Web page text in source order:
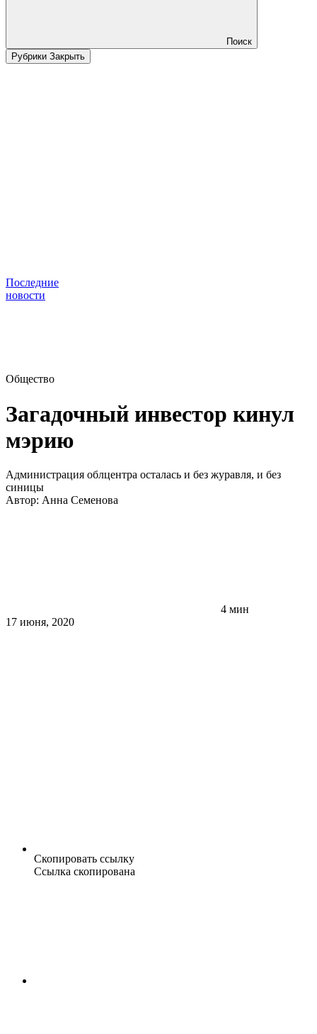
Поиск
Рубрики Закрыть
Последние
новости
Общество
Загадочный инвестор кинул
мэрию
Администрация облцентра осталась и без журавля, и без
синицы
Автор: Анна Семенова
4 мин
17 июня, 2020
Скопировать ссылку
Ссылка скопирована